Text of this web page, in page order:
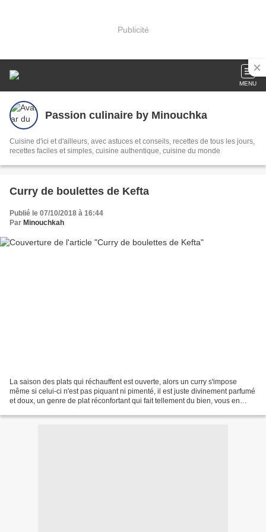
Publicité
MENU
Passion culinaire by Minouchka
Cuisine d'ici et d'ailleurs, avec astuces et conseils, recettes de tous les jours,
recettes faciles et simples, cuisine authentique, cuisine du monde
Curry de boulettes de Kefta
Publié le 07/10/2018 à 16:44
Par Minouchkah
La saison des plats qui réchauffent est ouverte, alors un curry s'impose
même si celui-ci n'est pas piquant ni pimenté, il est juste divinement parfumé
et doux, un genre de plat réconfortant qui fait tellement du bien, vous en